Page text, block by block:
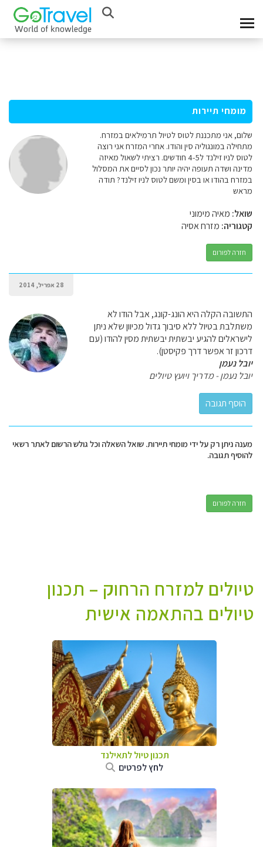
מומחי תיירות
שלום, אני מתכננת לטוס לטיול תרמילאים במזרח.
מתחילה במונגוליה סין והודו. אחרי המזרח אני רוצה
לטוס לניו זילנד ל4-5 חודשים. רציתי לשאול מאיזה
מדינה ושדה תעופה יהיה יותר נכון לסיים את המסלול
במזרח בהודו או בסין ומשם לטוס לניו זילנד? תודה
מראש
שואל: מאיה מימוני
קטגוריה: מזרח אסיה
חזרה לפורום
28 אפריל, 2014
התשובה הקלה היא הונג-קונג, אבל הודו לא
משתלבת בטיול ללא סיבוך גדול מכיוון שלא ניתן
לישראלים להגיע יבשתית יבשתית מסין להודו (עם
דרכון זר אפשר דרך פקיסטן).
יובל נעמן
יובל נעמן - מדריך ויועץ טיולים
מענה ניתן רק על ידי מומחי תיירות. שואל השאלה וכל גולש הרשום לאתר רשאי
להוסיף תגובה.
חזרה לפורום
טיולים למזרח הרחוק – תכנון
טיולים בהתאמה אישית
תכנון טיול לתאילנד
לחץ לפרטים